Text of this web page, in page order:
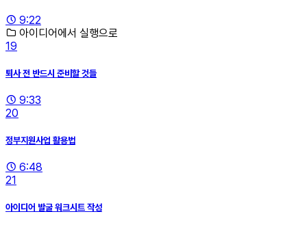
9:22
아이디어에서 실행으로
19
퇴사 전 반드시 준비할 것들
9:33
20
정부지원사업 활용법
6:48
21
아이디어 발굴 워크시트 작성